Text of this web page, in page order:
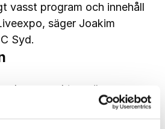
vasst program och innehåll
säger Joakim
Syd.
dagar med tre mässor –
Processexpo och
den gemensamma